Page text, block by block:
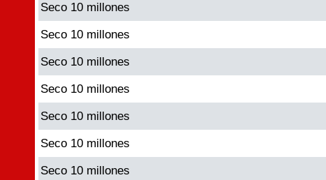
Seco 10 millones
Seco 10 millones
Seco 10 millones
Seco 10 millones
Seco 10 millones
Seco 10 millones
Seco 10 millones